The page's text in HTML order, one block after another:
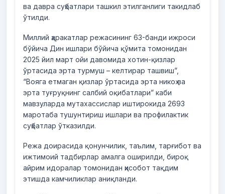
ва давра суҳбатлари ташкил этилганлиги такидлаб
ўтилди.
Миллий ҳаракатлар режасининг 63-банди ижроси
бўйича Дин ишлари бўйича қўмита томонидан
2025 йил март ойи давомида хотин-қизлар
ўртасида эрта турмуш – келтирар ташвиш”,
“Вояга етмаган қизлар ўртасида эрта никоҳ ва
эрта туғруқнинг салбий оқибатлари” каби
мавзуларда мутахассислар иштирокида 2693
маротаба тушунтириш ишлари ва профилактик
суҳбатлар ўтказилди.
Режа доирасида қонунчилик, таълим, тарғибот ва
ижтимоий тадбирлар амалга оширилди, бироқ
айрим идоралар томонидан ҳисобот тақдим
этишда камчиликлар аниқланди.